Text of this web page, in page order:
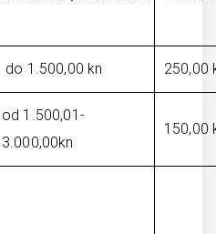
do 1.500,00 kn 250,00
od 1.500,01-
3.000,00kn
150,00